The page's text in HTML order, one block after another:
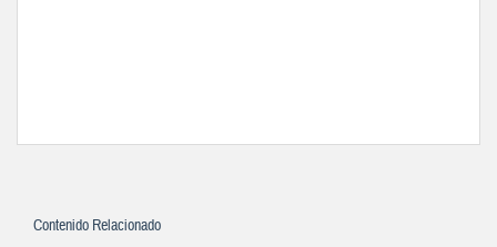
Contenido Relacionado